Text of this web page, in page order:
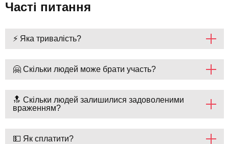
Часті питання
⚡ Яка тривалість?
🤗 Скільки людей може брати участь?
🔝 Скільки людей залишилися задоволеними
враженням?
💵 Як сплатити?